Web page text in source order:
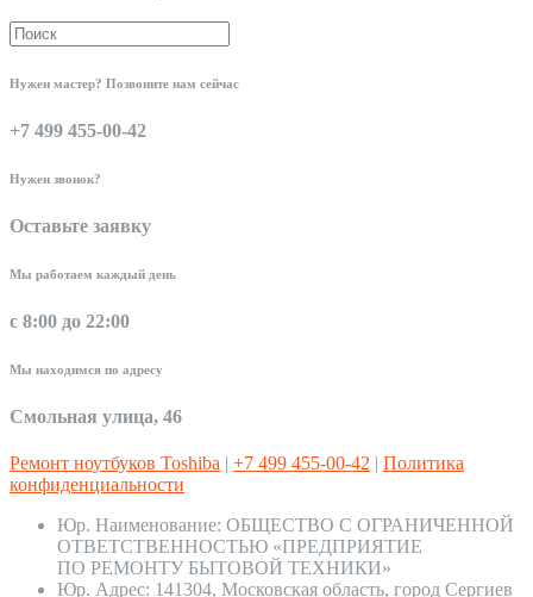
Нужен мастер? Позвоните нам сейчас
+7 499 455-00-42
Нужен звонок?
Оставьте заявку
Мы работаем каждый день
с 8:00 до 22:00
Мы находимся по адресу
Смольная улица, 46
Ремонт ноутбуков Toshiba | +7 499 455-00-42 | Политика
конфиденциальности
Юр. Наименование: ОБЩЕСТВО С ОГРАНИЧЕННОЙ
ОТВЕТСТВЕННОСТЬЮ «ПРЕДПРИЯТИЕ
ПО РЕМОНТУ БЫТОВОЙ ТЕХНИКИ»
Юр. Адрес: 141304, Московская область, город Сергиев